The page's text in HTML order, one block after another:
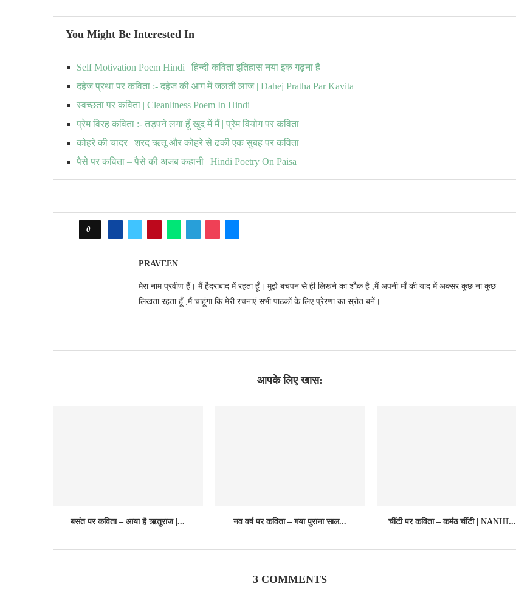
You Might Be Interested In
Self Motivation Poem Hindi | हिन्दी कविता इतिहास नया इक गढ़ना है
दहेज प्रथा पर कविता :- दहेज की आग में जलती लाज | Dahej Pratha Par Kavita
स्वच्छता पर कविता | Cleanliness Poem In Hindi
प्रेम विरह कविता :- तड़पने लगा हूँ खुद में मैं | प्रेम वियोग पर कविता
कोहरे की चादर | शरद ऋतू और कोहरे से ढकी एक सुबह पर कविता
पैसे पर कविता – पैसे की अजब कहानी | Hindi Poetry On Paisa
0
PRAVEEN
मेरा नाम प्रवीण हैं। मैं हैदराबाद में रहता हूँ। मुझे बचपन से ही लिखने का शौक है ,मैं अपनी माँ की याद में अक्सर कुछ ना कुछ
लिखता रहता हूँ ,मैं चाहूंगा कि मेरी रचनाएं सभी पाठकों के लिए प्रेरणा का स्रोत बनें।
आपके लिए खास:
बसंत पर कविता – आया है ऋतुराज |... नव वर्ष पर कविता – गया पुराना साल... चींटी पर कविता – कर्मठ चींटी | NANHI...
3 COMMENTS